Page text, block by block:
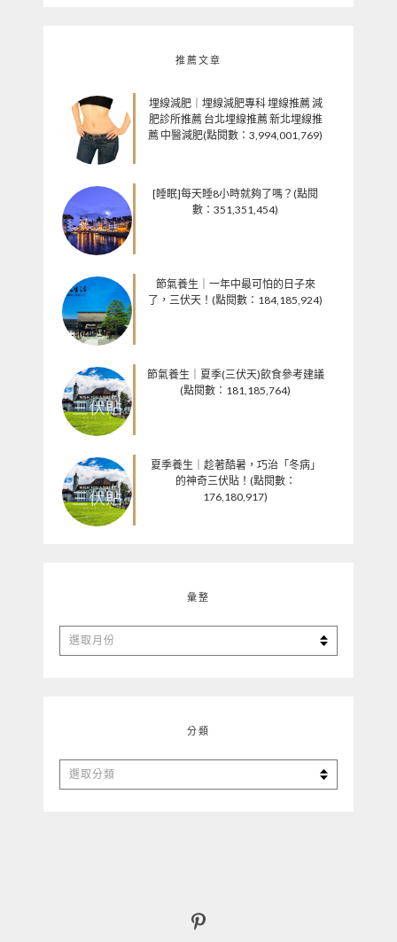
推薦文章
埋線減肥｜埋線減肥專科 埋線推薦 減
肥診所推薦 台北埋線推薦 新北埋線推
薦 中醫減肥(點閱數：3,994,001,769)
[睡眠]每天睡8小時就夠了嗎？(點閱
數：351,351,454)
節氣養生｜一年中最可怕的日子來
了，三伏天！(點閱數：184,185,924)
節氣養生｜夏季(三伏天)飲食參考建議
(點閱數：181,185,764)
夏季養生｜趁著酷暑，巧治「冬病」
的神奇三伏貼！(點閱數：
176,180,917)
彙整
彙
整
分類
分
類